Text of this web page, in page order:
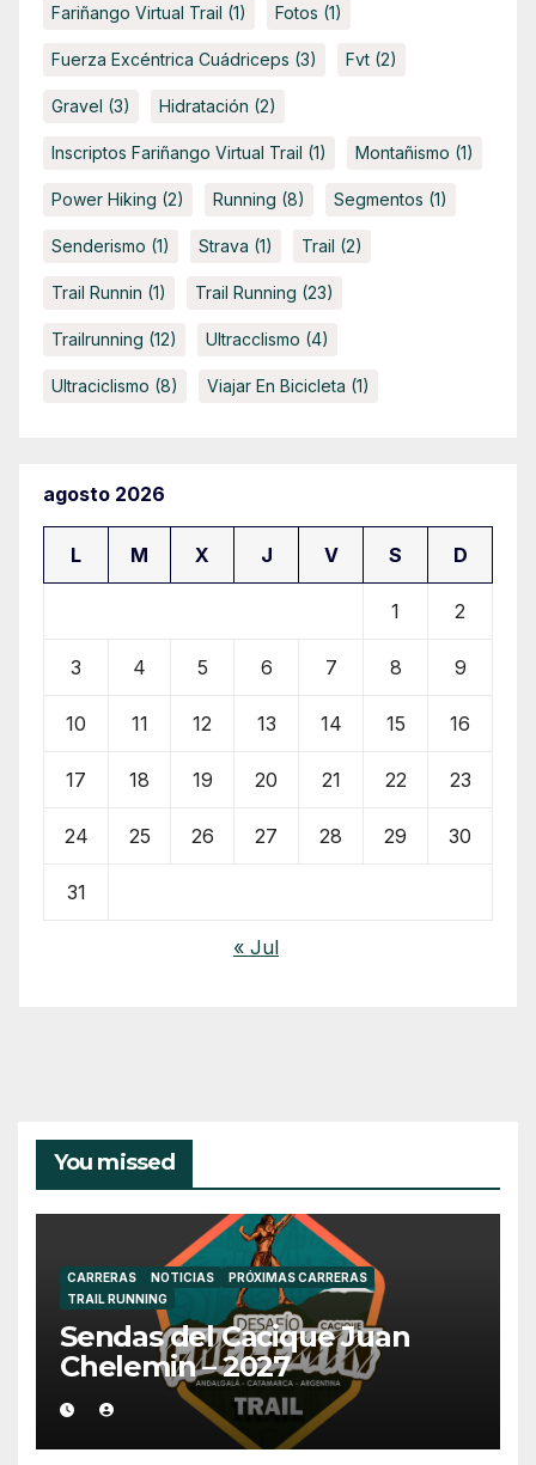
Fariñango Virtual Trail (1) Fotos (1)
Fuerza Excéntrica Cuádriceps (3) Fvt (2)
Gravel (3) Hidratación (2)
Inscriptos Fariñango Virtual Trail (1) Montañismo (1)
Power Hiking (2) Running (8) Segmentos (1)
Senderismo (1) Strava (1) Trail (2)
Trail Runnin (1) Trail Running (23)
Trailrunning (12) Ultracclismo (4)
Ultraciclismo (8) Viajar En Bicicleta (1)
agosto 2026
L M X J V S D
1 2
3 4 5 6 7 8 9
10 11 12 13 14 15 16
17 18 19 20 21 22 23
24 25 26 27 28 29 30
31
« Jul
You missed
CARRERAS NOTICIAS
PRÓXIMAS CARRERAS
TRAIL RUNNING
Sendas del Cacique Juan
Chelemin – 2027